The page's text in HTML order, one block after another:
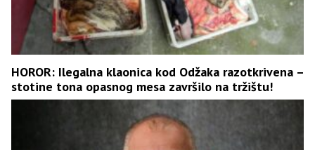
HOROR: Ilegalna klaonica kod Odžaka razotkrivena –
stotine tona opasnog mesa završilo na tržištu!